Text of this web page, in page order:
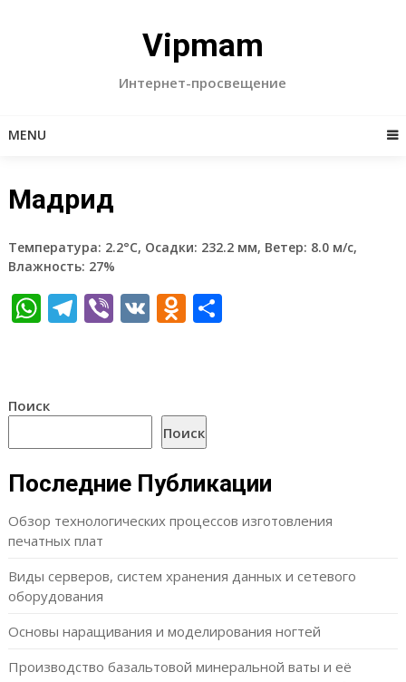
Vipmam
Интернет-просвещение
MENU
Мадрид
Температура: 2.2°C, Осадки: 232.2 мм, Ветер: 8.0 м/с,
Влажность: 27%
WhatsApp
Telegram
Viber
VKOdnoklassniki
Отправить
Поиск
Поиск
Последние Публикации
Обзор технологических процессов изготовления
печатных плат
Виды серверов, систем хранения данных и сетевого
оборудования
Основы наращивания и моделирования ногтей
Производство базальтовой минеральной ваты и её